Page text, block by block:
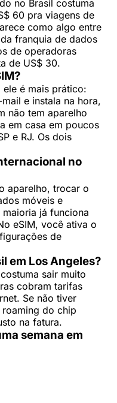
no Brasil costuma
60 pra viagens de
como algo entre
franquia de dados
de operadoras
de US$ 30.
ele é mais prático:
e instala na hora,
não tem aparelho
em casa em poucos
e RJ. Os dois
no
aparelho, trocar o
móveis e
já funciona
eSIM, você ativa o
de
em Los Angeles?
sair muito
cobram tarifas
Se não tiver
do chip
na fatura.
semana em